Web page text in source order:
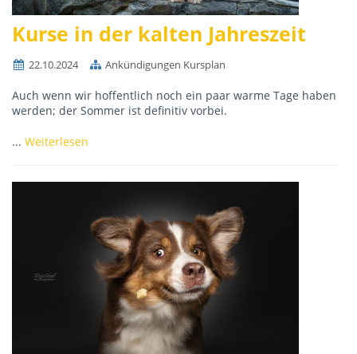
Kurse in der kalten Jahreszeit
22.10.2024 Ankündigungen Kursplan
Auch wenn wir hoffentlich noch ein paar warme Tage haben
werden; der Sommer ist definitiv vorbei.
... Weiterlesen